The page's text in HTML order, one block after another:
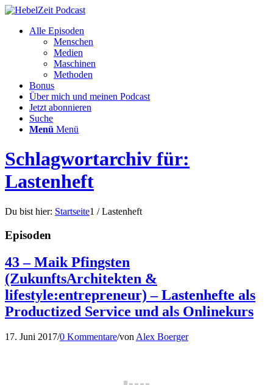
Alle Episoden
Menschen
Medien
Maschinen
Methoden
Bonus
Über mich und meinen Podcast
Jetzt abonnieren
Suche
Menü Menü
Schlagwortarchiv für:
Lastenheft
Du bist hier: Startseite1 / Lastenheft
Episoden
43 – Maik Pfingsten
(ZukunftsArchitekten &
lifestyle:entrepreneur) – Lastenhefte als
Productized Service und als Onlinekurs
17. Juni 2017/0 Kommentare/vonAlex Boerger